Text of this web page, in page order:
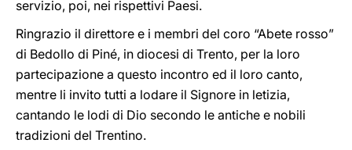
servizio, poi, nei rispettivi Paesi.
Ringrazio il direttore e i membri del coro “Abete rosso”
di Bedollo di Piné, in diocesi di Trento, per la loro
partecipazione a questo incontro ed il loro canto,
mentre li invito tutti a lodare il Signore in letizia,
cantando le lodi di Dio secondo le antiche e nobili
tradizioni del Trentino.